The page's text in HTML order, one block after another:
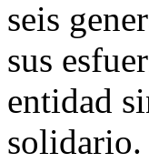
seis
sus
entidad
solidario.